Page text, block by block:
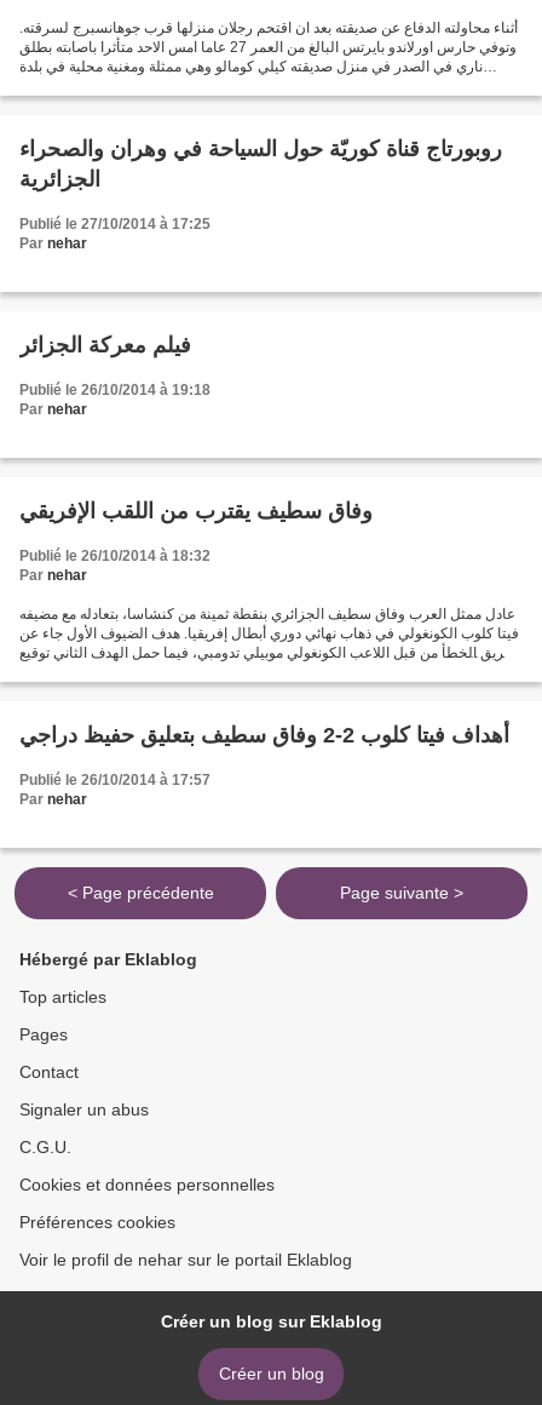
أثناء محاولته الدفاع عن صديقته بعد ان اقتحم رجلان منزلها قرب جوهانسبرج لسرقته.
وتوفي حارس اورلاندو بايرتس البالغ من العمر 27 عاما امس الاحد متأثرا باصابته بطلق
ناري في الصدر في منزل صديقته كيلي كومالو وهي ممثلة ومغنية محلية في بلدة
روبورتاج قناة كوريّة حول السياحة في وهران والصحراء
الجزائرية
Publié le 27/10/2014 à 17:25
Par nehar
فيلم معركة الجزائر
Publié le 26/10/2014 à 19:18
Par nehar
وفاق سطيف يقترب من اللقب الإفريقي
Publié le 26/10/2014 à 18:32
Par nehar
عادل ممثل العرب وفاق سطيف الجزائري بنقطة ثمينة من كنشاسا، بتعادله مع مضيفه
فيتا كلوب الكونغولي في ذهاب نهائي دوري أبطال إفريقيا. هدف الضيوف الأول جاء عن
طريق الخطأ من قبل اللاعب الكونغولي موبيلي تدومبي، فيما حمل الهدف الثاني توقيع
أهداف فيتا كلوب 2-2 وفاق سطيف بتعليق حفيظ دراجي
Publié le 26/10/2014 à 17:57
Par nehar
< Page précédente Page suivante >
Hébergé par Eklablog
Top articles
Pages
Contact
Signaler un abus
C.G.U.
Cookies et données personnelles
Préférences cookies
Voir le profil de nehar sur le portail Eklablog
Créer un blog sur Eklablog
Créer un blog